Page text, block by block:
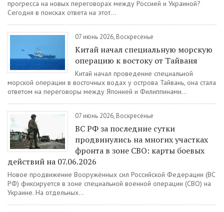
прогресса на новых переговорах между Россией и Украиной?
Сегодня в поисках ответа на этот...
07 июнь 2026, Воскресенье
Китай начал специальную морскую
операцию к востоку от Тайваня
Китай начал проведение специальной
морской операции в восточных водах у острова Тайвань, она стала
ответом на переговоры между Японией и Филиппинами...
07 июнь 2026, Воскресенье
ВС РФ за последние сутки
продвинулись на многих участках
фронта в зоне СВО: карты боевых
действий на 07.06.2026
Новое продвижение Вооружённых сил Российской Федерации (ВС
РФ) фиксируется в зоне специальной военной операции (СВО) на
Украине. На отдельных...